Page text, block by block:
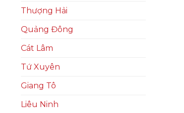
Thượng Hải
Quảng Đông
Cát Lâm
Tứ Xuyên
Giang Tô
Liêu Ninh